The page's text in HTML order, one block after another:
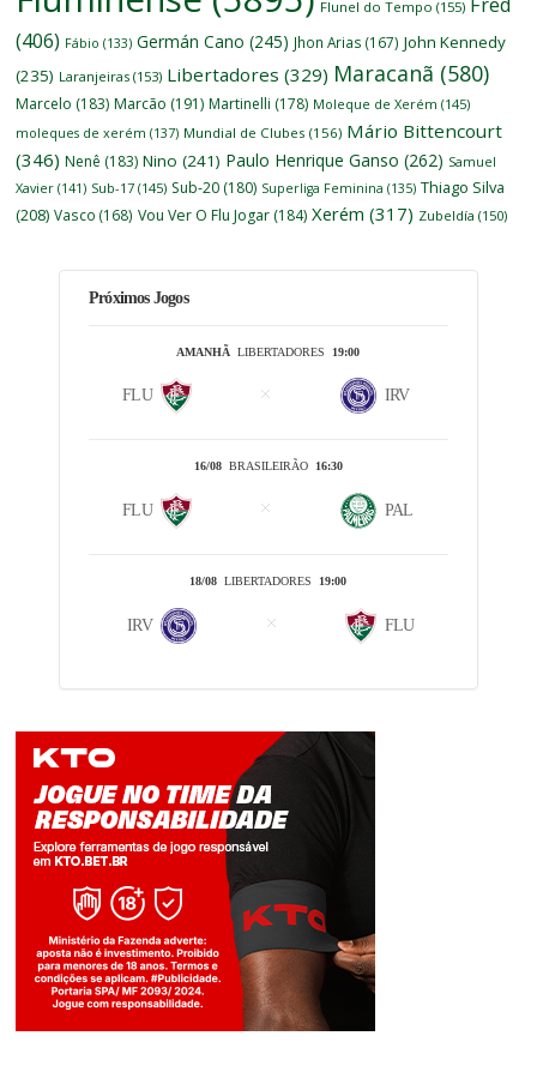
Flunel do Tempo (155)
(406) Fábio (133) Germán Cano (245) Jhon Arias (167) John Kennedy
(235) Laranjeiras (153) Libertadores (329) Maracanã (580)
Marcelo (183) Marcão (191) Martinelli (178) Moleque de Xerém (145)
moleques de xerém (137) Mundial de Clubes (156) Mário Bittencourt
(346) Nenê (183) Nino (241) Paulo Henrique Ganso (262) Samuel
Xavier (141) Sub-17 (145) Sub-20 (180) Superliga Feminina (135) Thiago Silva
(208) Vasco (168) Vou Ver O Flu Jogar (184) Xerém (317) Zubeldía (150)
Próximos Jogos
AMANHÃ LIBERTADORES 19:00
FLU IRV
16/08BRASILEIRÃO 16:30
FLU PAL
18/08 LIBERTADORES 19:00
IRV FLU
Jogue com responsabilidade. 18+